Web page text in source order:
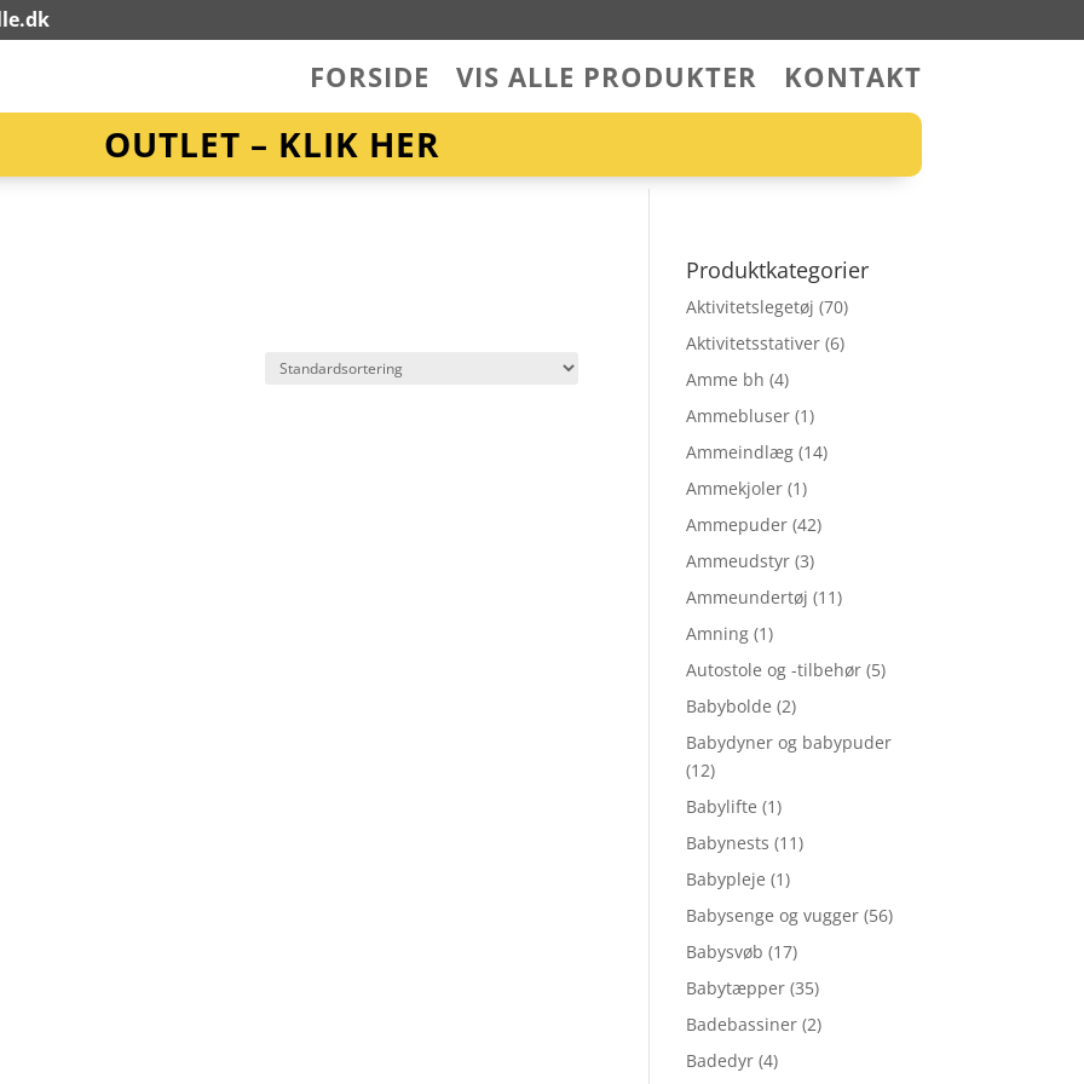
FORSIDE VIS ALLE PRODUKTER KONTAKT
OUTLET – KLIK HER
Produktkategorier
Aktivitetslegetøj (70)
Aktivitetsstativer (6)
Amme bh (4)
Ammebluser (1)
Ammeindlæg (14)
Ammekjoler (1)
Ammepuder (42)
Ammeudstyr (3)
Ammeundertøj (11)
Amning (1)
Autostole og -tilbehør (5)
Babybolde (2)
Babydyner og babypuder
(12)
Babylifte (1)
Babynests (11)
Babypleje (1)
Babysenge og vugger (56)
Babysvøb (17)
Babytæpper (35)
Badebassiner (2)
Badedyr (4)